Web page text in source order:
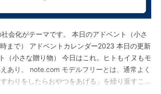
会化がテーマです。 本日のアドベント（小さ
まで） アドベントカレンダー2023 本日の更新
（小さな贈り物） 今日はこれ。ヒトもイヌもモ
あり。 note.com モデルフリーとは、通常よく
わりをしたらおやつをあげる」を繰り返すこと